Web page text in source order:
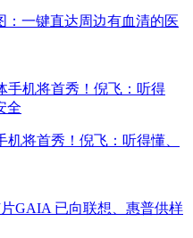
：一键直达周边有血清的医
将首秀！倪飞：听得懂、